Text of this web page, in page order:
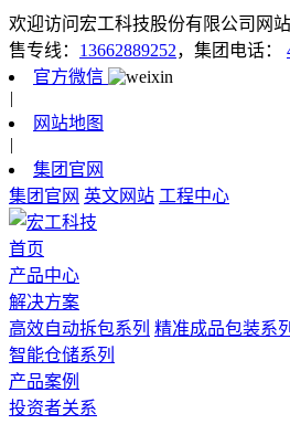
欢迎访问宏工科技股份有限公司网站
售专线： 13662889252，集团电话：
官方微信
|
网站地图
|
集团官网
集团官网 英文网站 工程中心
首页
产品中心
解决方案
高效自动拆包系列 精准成品包装系列
智能仓储系列
产品案例
投资者关系